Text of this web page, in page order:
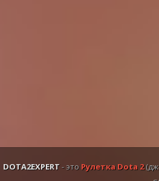
DOTA2EXPERT- это Рулетка Dota 2